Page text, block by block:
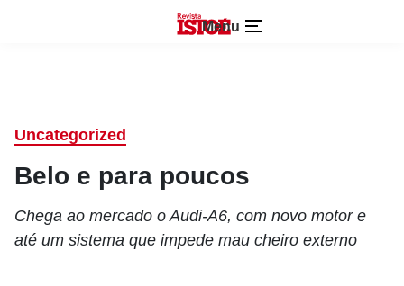
Menu
Uncategorized
Belo e para poucos
Chega ao mercado o Audi-A6, com novo motor e
até um sistema que impede mau cheiro externo